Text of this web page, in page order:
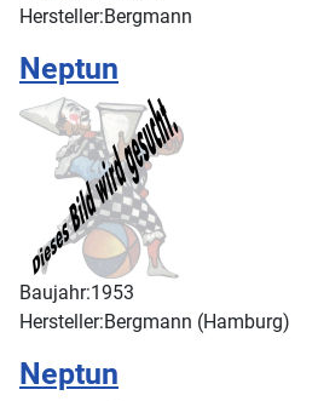
Hersteller:Bergmann
Neptun
Baujahr:1953
Hersteller:Bergmann (Hamburg)
Neptun